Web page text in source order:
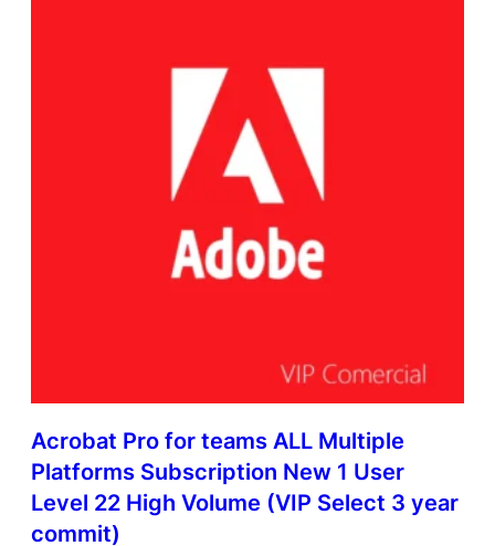
Acrobat Pro for teams ALL Multiple
Platforms Subscription New 1 User
Level 22 High Volume (VIP Select 3 year
commit)